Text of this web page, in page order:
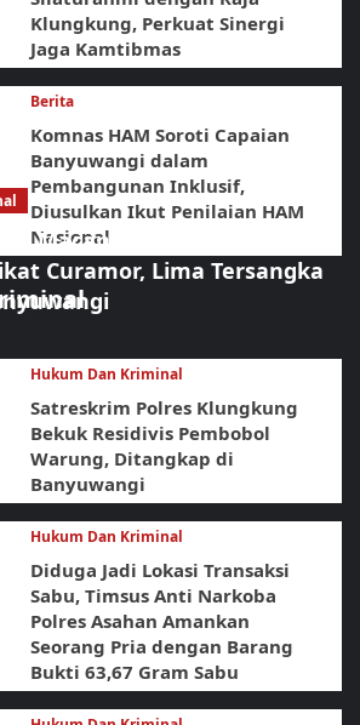
Klungkung, Perkuat Sinergi
Jaga Kamtibmas
Berita
Komnas HAM Soroti Capaian
Banyuwangi dalam
Pembangunan Inklusif,
Diusulkan Ikut Penilaian HAM
Nasional
Macan Blambangan
Curamor, Lima Tersangka
Hukum Dan Kriminal
Satreskrim Polres Klungkung
Bekuk Residivis Pembobol
Warung, Ditangkap di
Banyuwangi
Hukum Dan Kriminal
Diduga Jadi Lokasi Transaksi
Sabu, Timsus Anti Narkoba
Polres Asahan Amankan
Seorang Pria dengan Barang
Bukti 63,67 Gram Sabu